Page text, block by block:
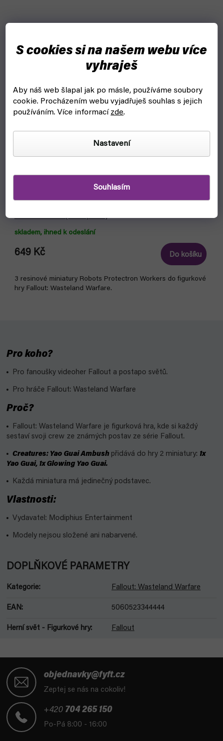
S cookies si na našem webu více
vyhraješ
Aby náš web šlapal jak po másle, používáme soubory
cookie. Procházením webu vyjadřuješ souhlas s jejich
používáním. Více informací zde.
Nastavení
Souhlasím
skladem, ihned k odeslání
649 Kč Do košíku
3 resinové miniatury Robots Protectron Workers do figurkové
hry Fallout: Wasteland Warfare.
Pro koho?
Pro fanoušky videoher Fallout a postapo světů.
Pro hráče Fallout: Wasteland Warfare
Proč?
Fallout: Wasteland Warfare je figurková hra, kde si každý
sestaví svoji crew ze známých postav ze série Fallout.
Creatures: Yao Guai Ambush přidává do hry 2 miniatury: 1x
Yao Guai, 1x Glowing Yao Guai.
Každá miniatura má jedinečný podstavec.
Vlastnosti:
Vydavatel: Modiphius Entertainment
Modely nejsou složené ani nabarvené.
DOPLŇKOVÉ PARAMETRY
Kategorie: Fallout: Wasteland Warfare
EAN: 5060523344444
Herní svět - Figurkové hry: Fallout
objednavky@fyft.cz
Zeptej se nás na cokoliv!
+420 704 265 150
Po-Pá 8:00 - 16:00